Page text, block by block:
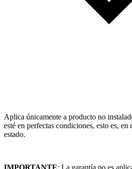
Aplica únicamente a producto no
esté en perfectas condiciones, esto es,
estado.
IMPORTANTE: La garantía no es